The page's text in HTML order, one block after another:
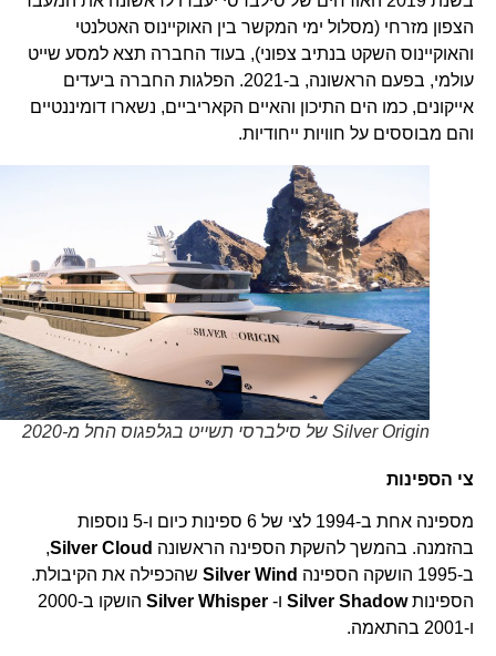
הצפון מזרחי (מסלול ימי המקשר בין האוקיינוס האטלנטי
והאוקיינוס השקט בנתיב צפוני), בעוד החברה תצא למסע שייט
עולמי, בפעם הראשונה, ב-2021. הפלגות החברה ביעדים
אייקונים, כמו הים התיכון והאיים הקאריביים, נשארו דומיננטיים
והם מבוססים על חוויות ייחודיות.
Silver Origin של סילברסי תשייט בגלפגוס החל מ-2020
צי הספינות
מספינה אחת ב-1994 לצי של 6 ספינות כיום ו-5 נוספות
בהזמנה. בהמשך להשקת הספינה הראשונהSilver Cloud
,
Silver Wind
שהכפילה את הקיבולת.
הספינותSilver Shadowו-Silver Whisper
הושקו ב-2000